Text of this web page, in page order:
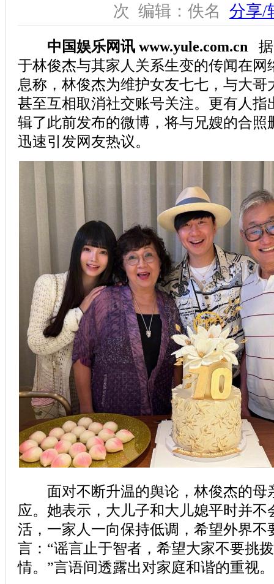
次 编辑：佚名 分享/
中国娱乐网讯 www.yule.com.cn 据
于林俊杰与其家人关系生变的传闻在网
息称，林俊杰为维护女友七七，与大哥
甚至互相取消社交账号关注。更有人指
辑了此前发布的微博，将与兄嫂的合照
迅速引发网友热议。
面对不断升温的舆论，林俊杰的母
应。她表示，大儿子和大儿媳平时并不
活，一家人一向保持低调，希望外界不
言：“谣言止于智者，希望大家不要挑
情。”言语间透露出对家庭和谐的重视。